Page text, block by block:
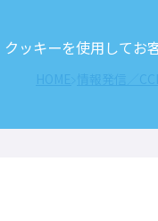
クッキーを使用してお